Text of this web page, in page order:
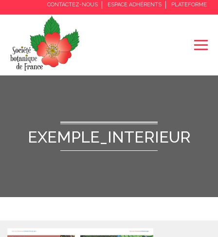
CONTACTEZ-NOUS ESPACE ADHÉRENTS PLATEFORME
EXEMPLE_INTERIEUR